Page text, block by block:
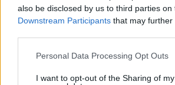
also be disclosed by us to third parties on
Downstream Participants that may
Please note that this website/app uses
not limited to your visit or usage
Personal Data Processing Opt Outs
I want to opt-out of the Sharing of my
Στην ιδια δημοσκοπιση
Εκλογες και εμβολιο !!!!!! Ζουμε
ΑΠΑΝΤΗΣΗ